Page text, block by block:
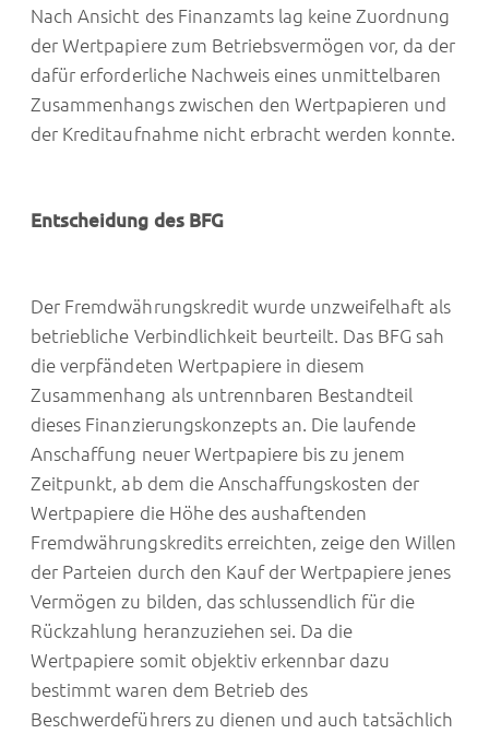
Nach Ansicht des Finanzamts lag keine Zuordnung
der Wertpapiere zum Betriebsvermögen vor, da der
dafür erforderliche Nachweis eines unmittelbaren
Zusammenhangs zwischen den Wertpapieren und
der Kreditaufnahme nicht erbracht werden konnte.
Entscheidung des BFG
Der Fremdwährungskredit wurde unzweifelhaft als
betriebliche Verbindlichkeit beurteilt. Das BFG sah
die verpfändeten Wertpapiere in diesem
Zusammenhang als untrennbaren Bestandteil
dieses Finanzierungskonzepts an. Die laufende
Anschaffung neuer Wertpapiere bis zu jenem
Zeitpunkt, ab dem die Anschaffungskosten der
Wertpapiere die Höhe des aushaftenden
Fremdwährungskredits erreichten, zeige den Willen
der Parteien durch den Kauf der Wertpapiere jenes
Vermögen zu bilden, das schlussendlich für die
Rückzahlung heranzuziehen sei. Da die
Wertpapiere somit objektiv erkennbar dazu
bestimmt waren dem Betrieb des
Beschwerdeführers zu dienen und auch tatsächlich